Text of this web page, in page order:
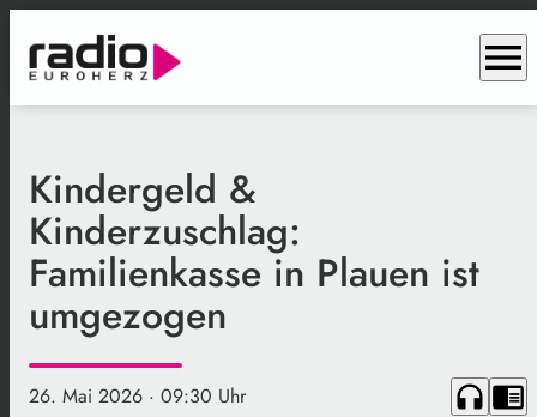
menu
Kindergeld &
Kinderzuschlag:
Familienkasse in Plauen ist
umgezogen
26. Mai 2026 · 09:30 Uhr headphones chrome_reader_mode